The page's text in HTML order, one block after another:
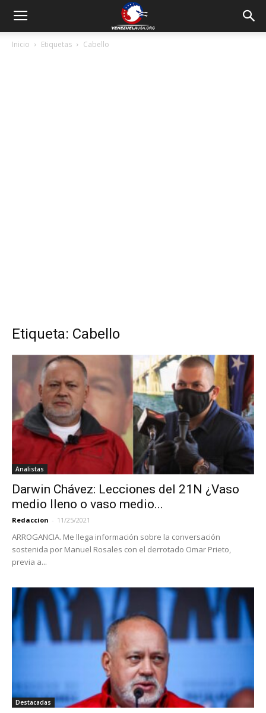
Inicio Etiquetas Cabello
Etiqueta: Cabello
Analistas
Darwin Chávez: Lecciones del 21N ¿Vaso
medio lleno o vaso medio...
Redaccion - 11/25/2021
ARROGANCIA. Me llega información sobre la conversación
sostenida por Manuel Rosales con el derrotado Omar Prieto,
previa a...
Destacadas